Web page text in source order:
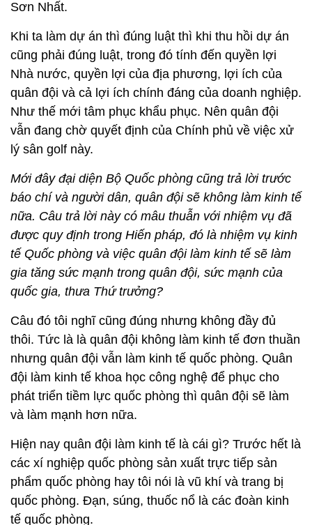
Sơn Nhất.
Khi ta làm dự án thì đúng luật thì khi thu hồi dự án
cũng phải đúng luật, trong đó tính đến quyền lợi
Nhà nước, quyền lợi của địa phương, lợi ích của
quân đội và cả lợi ích chính đáng của doanh nghiệp.
Như thế mới tâm phục khẩu phục. Nên quân đội
vẫn đang chờ quyết định của Chính phủ về việc xử
lý sân golf này.
Mới đây đại diện Bộ Quốc phòng cũng trả lời trước
báo chí và người dân, quân đội sẽ không làm kinh tế
nữa. Câu trả lời này có mâu thuẫn với nhiệm vụ đã
được quy định trong Hiến pháp, đó là nhiệm vụ kinh
tế Quốc phòng và việc quân đội làm kinh tế sẽ làm
gia tăng sức mạnh trong quân đội, sức mạnh của
quốc gia, thưa Thứ trưởng?
Câu đó tôi nghĩ cũng đúng nhưng không đầy đủ
thôi. Tức là là quân đội không làm kinh tế đơn thuần
nhưng quân đội vẫn làm kinh tế quốc phòng. Quân
đội làm kinh tế khoa học công nghệ để phục cho
phát triển tiềm lực quốc phòng thì quân đội sẽ làm
và làm mạnh hơn nữa.
Hiện nay quân đội làm kinh tế là cái gì? Trước hết là
các xí nghiệp quốc phòng sản xuất trực tiếp sản
phẩm quốc phòng hay tôi nói là vũ khí và trang bị
quốc phòng. Đạn, súng, thuốc nổ là các đoàn kinh
tế quốc phòng.